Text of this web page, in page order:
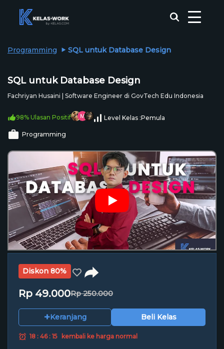
Programming SQL untuk Database Design
SQL untuk Database Design
Fachriyan Husaini | Software Engineer di GovTech Edu Indonesia
98% Ulasan Positif Level Kelas :Pemula
Programming
Diskon 80%
Rp 49.000Rp 250.000
+Keranjang Beli Kelas
18 : 46 : 14 kembali ke harga normal